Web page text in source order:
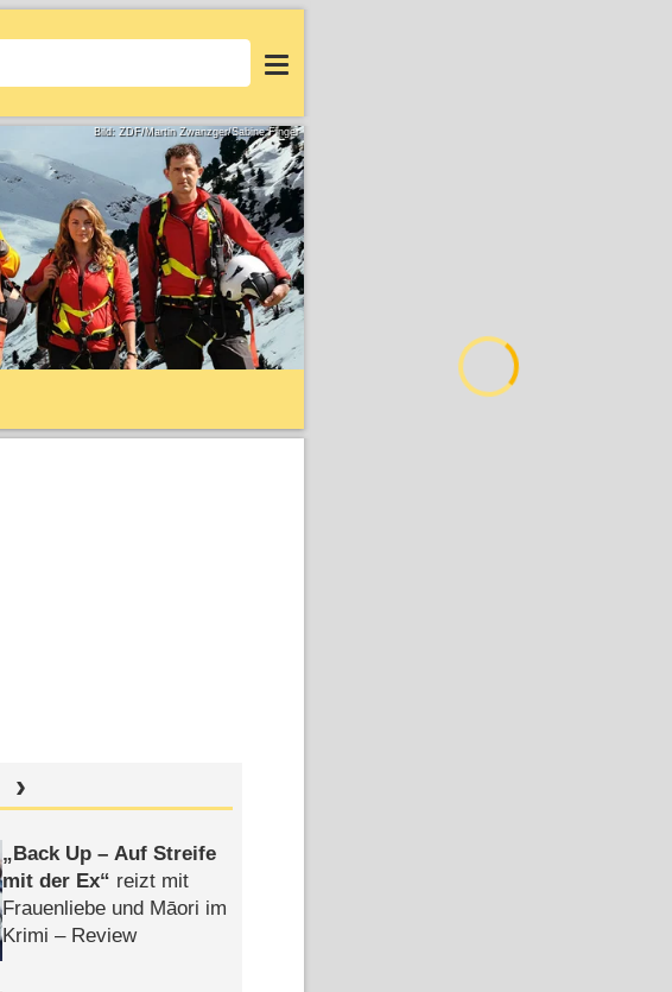
Login
Bild: ZDF/Martin Zwanzger/Sabine Finger
Back Up – Auf Streife
mit der Ex
reizt mit
Frauenliebe und Māori im
Krimi – Review